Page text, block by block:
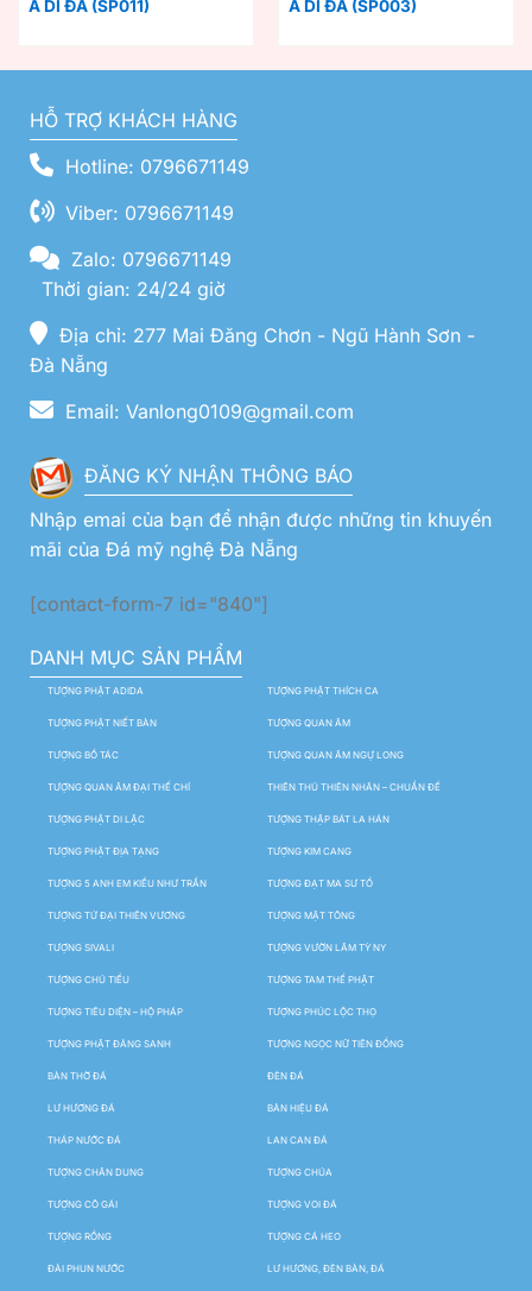
A DI ĐÀ (SP011) A DI ĐÀ (SP003)
HỖ TRỢ KHÁCH HÀNG
Hotline: 0796671149
Viber: 0796671149
Zalo: 0796671149
Thời gian: 24/24 giờ
Địa chỉ: 277 Mai Đăng Chơn - Ngũ Hành Sơn -
Đà Nẵng
Email: Vanlong0109@gmail.com
ĐĂNG KÝ NHẬN THÔNG BÁO
Nhập emai của bạn để nhận được những tin khuyến
mãi của Đá mỹ nghệ Đà Nẵng
[contact-form-7 id="840"]
DANH MỤC SẢN PHẨM
TƯỢNG PHẬT ADIDA TƯỢNG PHẬT THÍCH CA
TƯỢNG PHẬT NIẾT BÀN TƯỢNG QUAN ÂM
TƯỢNG BỒ TÁC TƯỢNG QUAN ÂM NGỰ LONG
TƯỢNG QUAN ÂM ĐẠI THẾ CHÍ THIÊN THỦ THIÊN NHÃN – CHUẨN ĐỀ
TƯỢNG PHẬT DI LẶC TƯỢNG THẬP BÁT LA HÁN
TƯỢNG PHẬT ĐỊA TẠNG TƯỢNG KIM CANG
TƯỢNG 5 ANH EM KIỀU NHƯ TRẦN TƯỢNG ĐẠT MA SƯ TỔ
TƯỢNG TỨ ĐẠI THIÊN VƯƠNG TƯỢNG MẬT TÔNG
TƯỢNG SIVALI TƯỢNG VƯỜN LÂM TỲ NY
TƯỢNG CHÚ TIỂU TƯỢNG TAM THẾ PHẬT
TƯỢNG TIÊU DIỆN – HỘ PHÁP TƯỢNG PHÚC LỘC THỌ
TƯỢNG PHẬT ĐẢNG SANH TƯỢNG NGỌC NỮ TIÊN ĐỒNG
BÀN THỜ ĐÁ ĐÈN ĐÁ
LƯ HƯƠNG ĐÁ BẢN HIỆU ĐÁ
THÁP NƯỚC ĐÁ LAN CAN ĐÁ
TƯỢNG CHÂN DUNG TƯỢNG CHÚA
TƯỢNG CÔ GÁI TƯỢNG VOI ĐÁ
TƯỢNG RỒNG TƯỢNG CÁ HEO
ĐÀI PHUN NƯỚC LƯ HƯƠNG, ĐÈN BÀN, ĐÁ